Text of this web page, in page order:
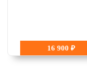
16 900 ₽